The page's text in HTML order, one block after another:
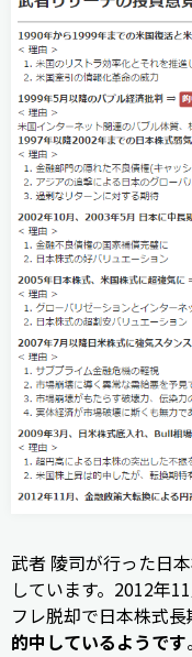
武者 陵司が行った日
しています。2012年
フレ脱却で日本株式
的中しているようです。